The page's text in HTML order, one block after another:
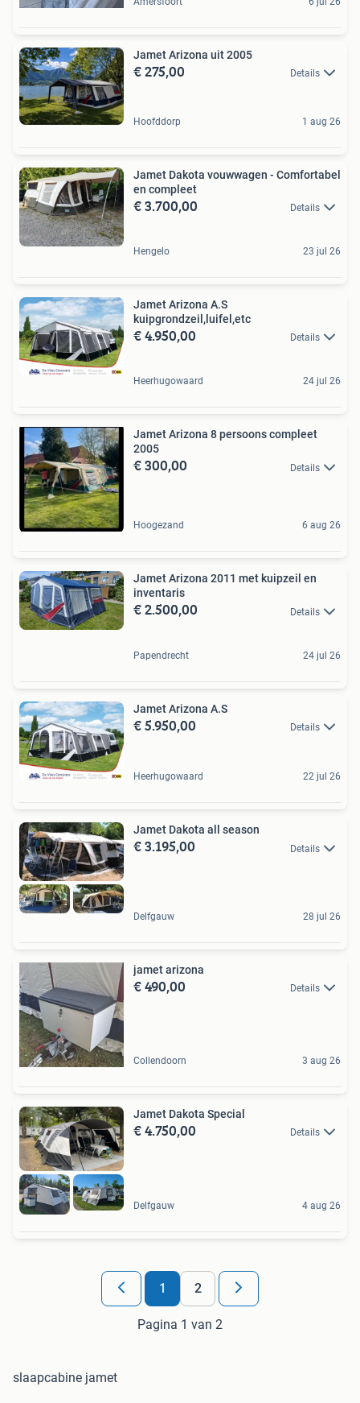
Jamet Arizona uit 2005
€ 275,00 Details
Hoofddorp 1 aug 26
Jamet Dakota vouwwagen - Comfortabel
en compleet
€ 3.700,00 Details
Hengelo 23 jul 26
Jamet Arizona A.S
kuipgrondzeil,luifel,etc
€ 4.950,00 Details
Heerhugowaard 24 jul 26
Jamet Arizona 8 persoons compleet
2005
€ 300,00 Details
Hoogezand 6 aug 26
Jamet Arizona 2011 met kuipzeil en
inventaris
€ 2.500,00 Details
Papendrecht 24 jul 26
Jamet Arizona A.S
€ 5.950,00 Details
Heerhugowaard 22 jul 26
Jamet Dakota all season
€ 3.195,00 Details
Delfgauw 28 jul 26
jamet arizona
€ 490,00 Details
Collendoorn 3 aug 26
Jamet Dakota Special
€ 4.750,00 Details
Delfgauw 4 aug 26
1 2
Pagina 1 van 2
slaapcabine jamet